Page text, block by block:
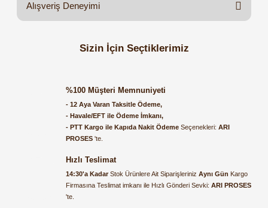
Alışveriş Deneyimi
Orijinal kutusuyla ertesi gün
ulaştı elimize. Teşekkürler.
Satıcı ilgili ve çok yardım
severdi bundan mehmet bey
ilgi ve alakası için teşekkür
muhammed demirci |
Sizin İçin Seçtiklerimiz
Pakkens Gliserinli Manometre 16 Bar Ø100 mm G1/2'' B Alttan Bağlantı
1.351,92 TL
Pakkens 1001001109 Gliserinli Manometre 25 Bar Ø100 mm G1/2'' B
%100 Müşteri Memnuniyeti
- 12 Aya Varan Taksitle Ödeme,
- Havale/EFT ile Ödeme İmkanı,
- PTT Kargo ile Kapıda Nakit Ödeme Seçenekleri: ARI
PROSES 'te.
Hızlı Teslimat
14:30'a KadarStok Ürünlere Ait Siparişleriniz Aynı Gün Kargo
Firmasına Teslimat imkanı ile Hızlı Gönderi Sevki: ARI PROSES
'te.